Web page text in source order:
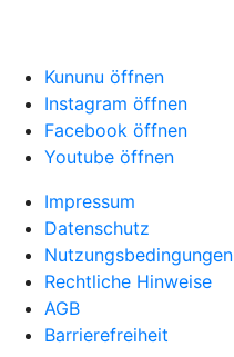
Kununu öffnen
Instagram öffnen
Facebook öffnen
Youtube öffnen
Impressum
Datenschutz
Nutzungsbedingungen
Rechtliche Hinweise
AGB
Barrierefreiheit